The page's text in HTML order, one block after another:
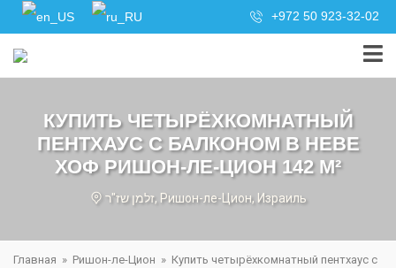
+972 50 923-32-02
КУПИТЬ ЧЕТЫРЁХКОМНАТНЫЙ
ПЕНТХАУС С БАЛКОНОМ В НЕВЕ
ХОФ РИШОН-ЛЕ-ЦИОН 142 М²
זלמן שז"ר, Ришон-ле-Цион, Израиль
Главная » Ришон-ле-Цион » Купить четырёхкомнатный пентхаус с